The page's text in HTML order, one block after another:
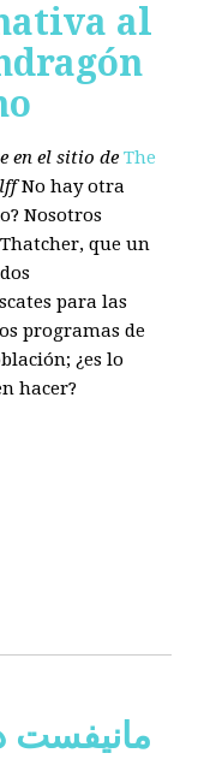
al
en el sitio deThe
No hay otra
Nosotros
que un
para las
programas de
¿es lo
hacer?
مانیفست